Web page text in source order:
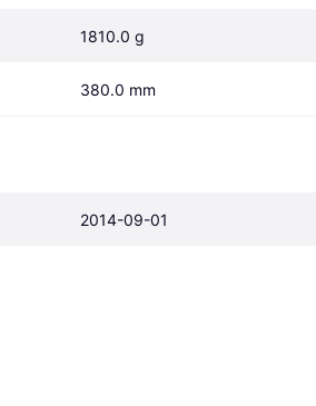
1810.0 g
380.0 mm
2014-09-01